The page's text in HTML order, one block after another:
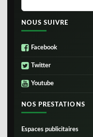
NOUS SUIVRE
Facebook
Twitter
Youtube
NOS PRESTATIONS
Espaces publicitaires